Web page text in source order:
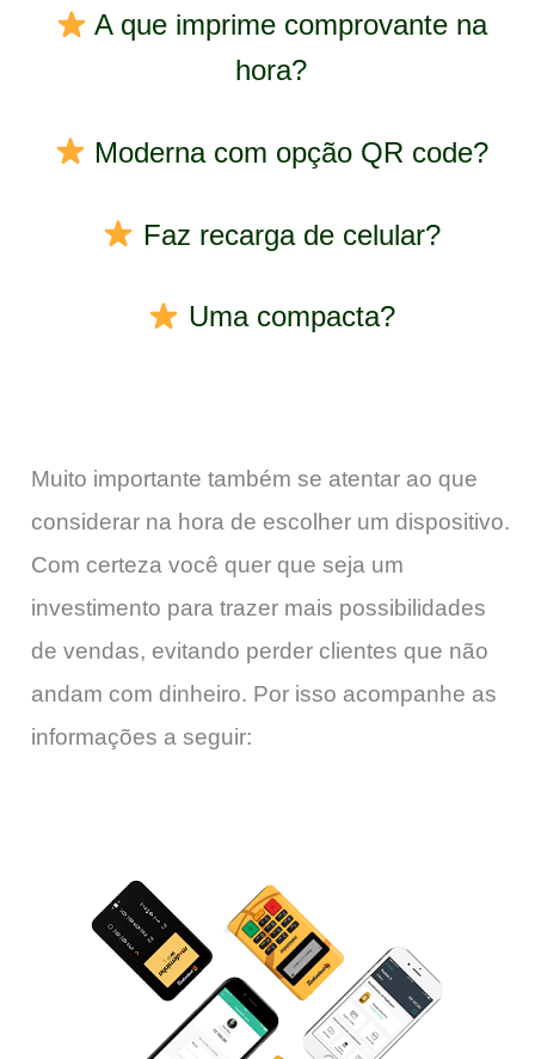
A que imprime comprovante na
hora?
Moderna com opção QR code?
Faz recarga de celular?
Uma compacta?
Muito importante também se atentar ao que
considerar na hora de escolher um dispositivo.
Com certeza você quer que seja um
investimento para trazer mais possibilidades
de vendas, evitando perder clientes que não
andam com dinheiro. Por isso acompanhe as
informações a seguir: